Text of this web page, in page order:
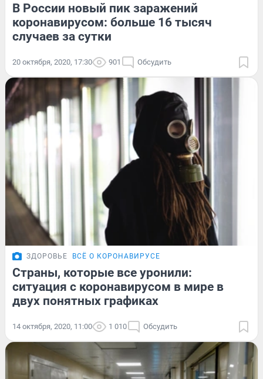
В России новый пик заражений
коронавирусом: больше 16 тысяч
случаев за сутки
20 октября, 2020, 17:30 901 Обсудить
ЗДОРОВЬЕ ВСЁ О КОРОНАВИРУСЕ
Страны, которые все уронили:
ситуация с коронавирусом в мире в
двух понятных графиках
14 октября, 2020, 11:00 1 010 Обсудить